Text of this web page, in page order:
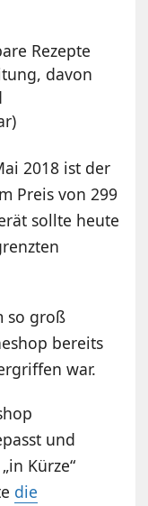
Rezepte
davon
2018 ist der
Preis von 299
sollte heute
so groß
bereits
war.
und
Kürze“
die